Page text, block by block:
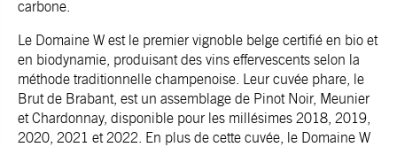
carbone.
Le Domaine W est le premier vignoble belge certifié en bio et
en biodynamie, produisant des vins effervescents selon la
méthode traditionnelle champenoise. Leur cuvée phare, le
Brut de Brabant, est un assemblage de Pinot Noir, Meunier
et Chardonnay, disponible pour les millésimes 2018, 2019,
2020, 2021 et 2022. En plus de cette cuvée, le Domaine W